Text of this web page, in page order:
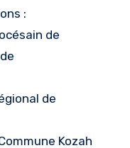
:
de
de
Kozah